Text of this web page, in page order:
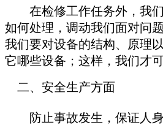
在检修工作任务外，我们
如何处理，调动我们面对问
我们要对设备的结构、原理
它哪些设备；这样，我们才
二、安全生产方面
防止事故发生，保证人身